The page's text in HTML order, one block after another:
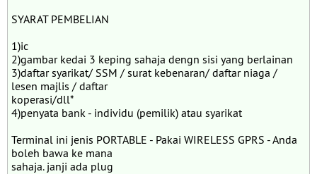
SYARAT PEMBELIAN
1)ic
2)gambar kedai 3 keping sahaja dengn sisi yang berlainan
3)daftar syarikat/ SSM / surat kebenaran/ daftar niaga /
lesen majlis / daftar
koperasi/dll*
4)penyata bank - individu (pemilik) atau syarikat
Terminal ini jenis PORTABLE - Pakai WIRELESS GPRS - Anda
boleh bawa ke mana
sahaja. janji ada plug